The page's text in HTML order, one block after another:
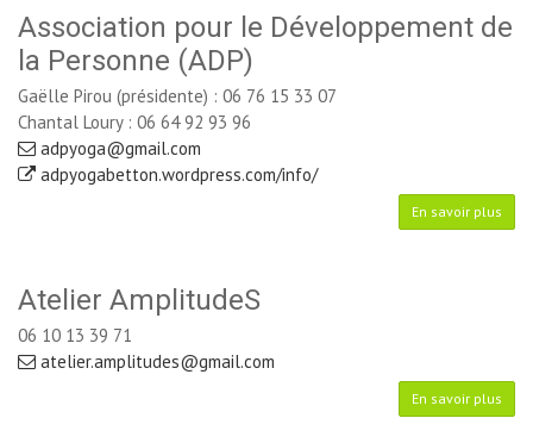
Association pour le Développement de
la Personne (ADP)
Gaëlle Pirou (présidente) : 06 76 15 33 07
Chantal Loury : 06 64 92 93 96
adpyoga@gmail.com
adpyogabetton.wordpress.com/info/
En savoir plus
Atelier AmplitudeS
06 10 13 39 71
atelier.amplitudes@gmail.com
En savoir plus